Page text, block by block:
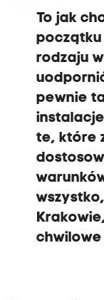
To jak
rodzaju
pewnie
te, które